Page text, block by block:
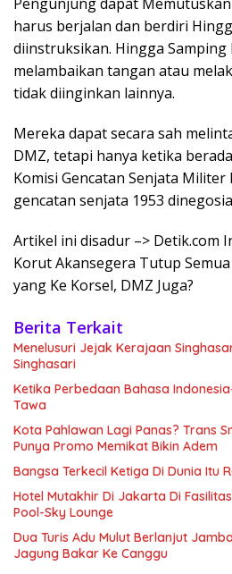
harus berjalan dan berdiri
diinstruksikan. Hingga
melambaikan tangan atau
tidak diinginkan lainnya.
Mereka dapat secara sah
DMZ, tetapi hanya ketika
Komisi Gencatan Senjata
gencatan senjata 1953
Artikel ini disadur –> Detik.com
Korut Akansegera Tutup
yang Ke Korsel, DMZ Juga?
Berita Terkait
Menelusuri Jejak Kerajaan
Singhasari
Ketika Perbedaan Bahasa
Tawa
Kota Pahlawan Lagi Panas? Trans
Punya Promo Memikat Bikin Adem
Bangsa Terkecil Ketiga Di Dunia Itu
Hotel Mutakhir Di Jakarta Di
Pool-Sky Lounge
Dua Turis Adu Mulut Berlanjut
Jagung Bakar Ke Canggu